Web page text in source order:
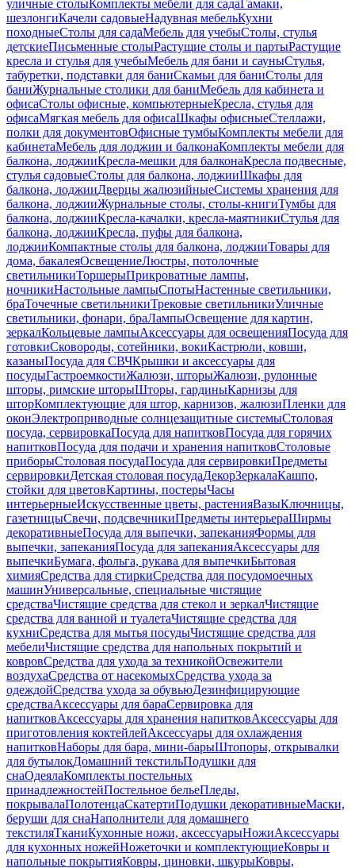
уличные столыКомплекты мебели для садаГамаки,
шезлонгиКачели садовыеНадувная мебельКухни
походныеСтолы для садаМебель для учебыСтолы, стулья
детскиеПисьменные столыРастущие столы и партыРастущие
кресла и стулья для учебыМебель для бани и сауныСтулья,
табуретки, подставки для баниСкамьи для баниСтолы для
баниЖурнальные столики для баниМебель для кабинета и
офисаСтолы офисные, компьютерныеКресла, стулья для
офисаМягкая мебель для офисаШкафы офисныеСтеллажи,
полки для документовОфисные тумбыКомплекты мебели для
кабинетаМебель для лоджии и балконаКомплекты мебели для
балкона, лоджииКресла-мешки для балконаКресла подвесные,
стулья садовыеСтолы для балкона, лоджииШкафы для
балкона, лоджииДверцы жалюзийныеСистемы хранения для
балкона, лоджииЖурнальные столы, столы-книгиТумбы для
балкона, лоджииКресла-качалки, кресла-маятникиСтулья для
балкона, лоджииКресла, пуфы для балкона,
лоджииКомпактные столы для балкона, лоджииТовары для
дома, бакалеяОсвещениеЛюстры, потолочные
светильникиТоршерыПрикроватные лампы,
ночникиНастольные лампыСпотыНастенные светильники,
браТочечные светильникиТрековые светильникиУличные
светильники, фонари, браЛампыОсвещение для картин,
зеркалКольцевые лампыАксессуары для освещенияПосуда для
готовкиСковороды, сотейники, вокиКастрюли, ковши,
казаныПосуда для СВЧКрышки и аксессуары для
посудыГастроемкостиЖалюзи, шторыЖалюзи, рулонные
шторы, римские шторыШторы, гардиныКарнизы для
шторКомплектующие для штор, карнизов, жалюзиПленки для
оконЭлектроприводные солнцезащитные системыСтоловая
посуда, сервировкаПосуда для напитковПосуда для горячих
напитковПосуда для подачи и хранения напитковСтоловые
приборыСтоловая посудаПосуда для сервировкиПредметы
сервировкиДетская столовая посудаДекорЗеркалаКашпо,
стойки для цветовКартины, постерыЧасы
интерьерныеИскусственные цветы, растенияВазыКлючницы,
газетницыСвечи, подсвечникиПредметы интерьераШирмы
декоративныеПосуда для выпечки, запеканияФормы для
выпечки, запеканияПосуда для запеканияАксессуары для
выпечкиБумага, фольга, рукава для выпечкиБытовая
химияСредства для стиркиСредства для посудомоечных
машинУниверсальные, специальные чистящие
средстваЧистящие средства для стекол и зеркалЧистящие
средства для ванной и туалетаЧистящие средства для
кухниСредства для мытья посудыЧистящие средства для
мебелиЧистящие средства для напольных покрытий и
ковровСредства для ухода за техникойОсвежители
воздухаСредства от насекомыхСредства ухода за
одеждойСредства ухода за обувьюДезинфицирующие
средстваАксессуары для бараСервировка для
напитковАксессуары для хранения напитковАксессуары для
приготовления коктейлейАксессуары для охлаждения
напитковНаборы для бара, мини-барыШтопоры, открывалки
для бутылокДомашний текстильПодушки для
снаОдеялаКомплекты постельных
принадлежностейПостельное бельеПледы,
покрывалаПолотенцаСкатертиПодушки декоративныеМаски,
беруши для снаНаполнители для домашнего
текстиляТканиКухонные ножи, аксессуарыНожиАксессуары
для кухонных ножейНожеточки и комплектующиеКовры и
напольные покрытияКовры, циновки, шкурыКовры,